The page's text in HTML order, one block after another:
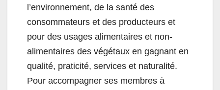
l’environnement, de la santé des
consommateurs et des producteurs et
pour des usages alimentaires et non-
alimentaires des végétaux en gagnant en
qualité, praticité, services et naturalité.
Pour accompagner ses membres à